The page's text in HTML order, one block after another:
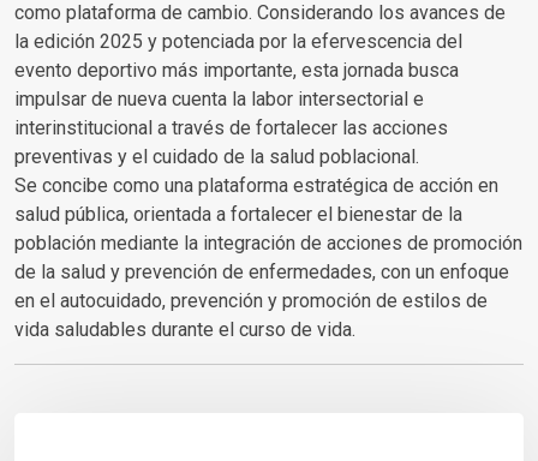
como plataforma de cambio. Considerando los avances de
la edición 2025 y potenciada por la efervescencia del
evento deportivo más importante, esta jornada busca
impulsar de nueva cuenta la labor intersectorial e
interinstitucional a través de fortalecer las acciones
preventivas y el cuidado de la salud poblacional.
Se concibe como una plataforma estratégica de acción en
salud pública, orientada a fortalecer el bienestar de la
población mediante la integración de acciones de promoción
de la salud y prevención de enfermedades, con un enfoque
en el autocuidado, prevención y promoción de estilos de
vida saludables durante el curso de vida.